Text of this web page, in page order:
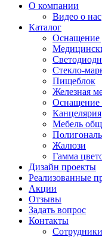
О компании
Видео о нас
Каталог
Оснащение
Стекло-
Пищеблок
Железная
Оснащение
Канцелярия
Мебель
Жалюзи
Гамма
Дизайн проекты
Реализованные
Акции
Отзывы
Задать вопрос
Контакты
Сотрудники